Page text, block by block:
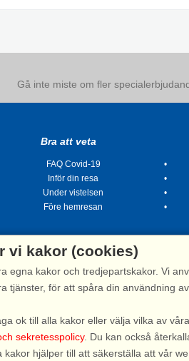
Gå inte miste om fler
Bra att veta
FAQ Covid-19
Inför din resa
Under vistelsen
Före hemresan
vi kakor (cookies)
egna kakor och tredjepartskakor. Vi
tjänster, för att spåra din användning
ok till alla kakor eller välja vilka av
sekretesspolicy. Du kan också
kakor hjälper till att säkerställa att vår